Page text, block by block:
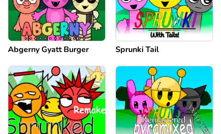
Abgerny Gyatt Burger Sprunki Tail